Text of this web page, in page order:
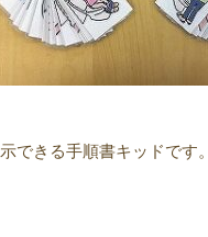
できる手順書キッドです